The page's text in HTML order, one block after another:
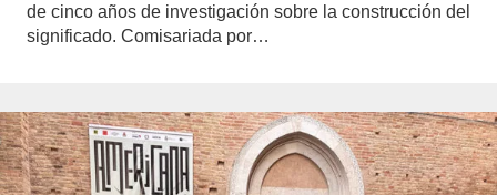
de cinco años de investigación sobre la construcción del
significado. Comisariada por…